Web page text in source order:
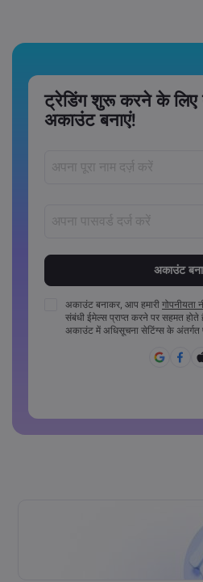
ट्रेडिंग शुरू करने के लिए
अकाउंट बनाएं!
पासवर्डों में कम से कम 1 अपरकेस कैरेक्टर
पासवर्डों में कम से कम 1 लोअरकेस कैरेक्टर
पासवर्ड का साझा रूप से उपयोग नहीं किया
अकाउंट बनाकर, आप हमारी गोपनीयता
संबंधी ईमेल्स प्राप्त करने पर सहमत
अकाउंट में अधिसूचना सेटिंग्स के अंतर्गत